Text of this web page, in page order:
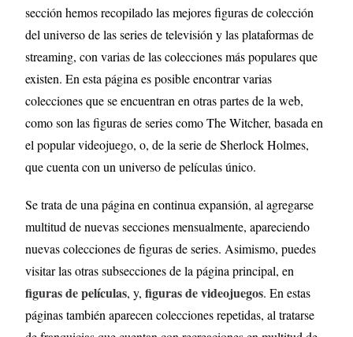
sección hemos recopilado las mejores figuras de colección
del universo de las series de televisión y las plataformas de
streaming, con varias de las colecciones más populares que
existen. En esta página es posible encontrar varias
colecciones que se encuentran en otras partes de la web,
como son las figuras de series como The Witcher, basada en
el popular videojuego, o, de la serie de Sherlock Holmes,
que cuenta con un universo de películas único.
Se trata de una página en continua expansión, al agregarse
multitud de nuevas secciones mensualmente, apareciendo
nuevas colecciones de figuras de series. Asimismo, puedes
visitar las otras subsecciones de la página principal, en
figuras de películas, y,figuras de videojuegos. En estas
páginas también aparecen colecciones repetidas, al tratarse